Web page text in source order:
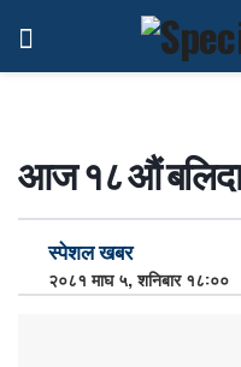
आज १८ औं
स्पेशल खबर
२०८१ माघ ५, शनिबार १८:००